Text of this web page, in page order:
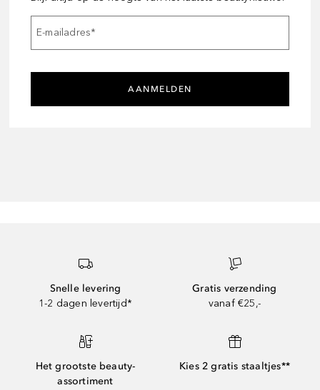
E-mailadres*
AANMELDEN
Snelle levering
1-2 dagen levertijd*
Gratis verzending
vanaf €25,-
Het grootste beauty-
assortiment
Kies 2 gratis staaltjes**